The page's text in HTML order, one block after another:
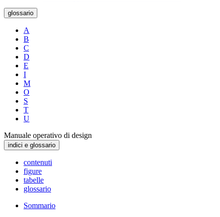
glossario
A
B
C
D
E
I
M
O
S
T
U
Manuale operativo di design
indici e glossario
contenuti
figure
tabelle
glossario
Sommario